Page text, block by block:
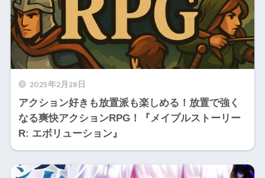
2025年2月28日
アクション好きも放置派も楽しめる！放置で強く
なる爽快アクションRPG！『メイプルストーリー
R: エボリューション』